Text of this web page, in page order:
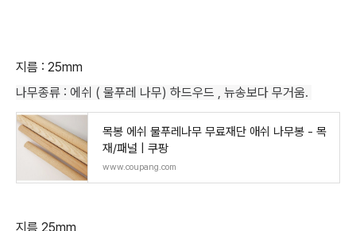
지름 : 25mm
나무종류 : 에쉬 ( 물푸레 나무) 하드우드 , 뉴송보다 무거움.
목봉 에쉬 물푸레나무 무료재단 애쉬 나무봉 - 목
재/패널 | 쿠팡
www.coupang.com
지름 25mm